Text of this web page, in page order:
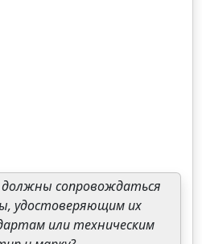
сопровождаться
удостоверяющим их
или техническим